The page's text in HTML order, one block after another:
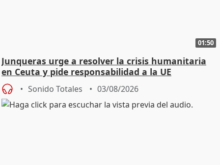
01:50
Junqueras urge a resolver la crisis humanitaria
en Ceuta y pide responsabilidad a la UE
Sonido Totales 03/08/2026